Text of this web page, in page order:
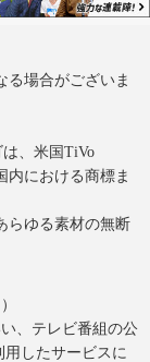
る場合がございま
、米国TiVo
内における商標ま
らゆる素材の無断
、テレビ番組の公
用したサービスに